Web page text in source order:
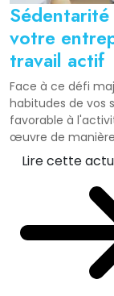
votre
travail actif
Face à ce défi
habitudes de vos
favorable à
œuvre de
Lire cette